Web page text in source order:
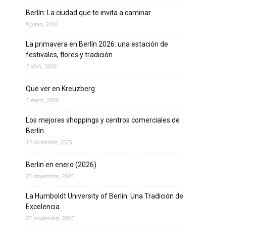
Berlín: La ciudad que te invita a caminar
9 junio, 2026
La primavera en Berlín 2026: una estación de
festivales, flores y tradición
5 abril, 2026
Que ver en Kreuzberg
5 enero, 2026
Los mejores shoppings y centros comerciales de
Berlín
15 diciembre, 2025
Berlin en enero (2026)
25 noviembre, 2025
La Humboldt University of Berlin: Una Tradición de
Excelencia
25 noviembre, 2025